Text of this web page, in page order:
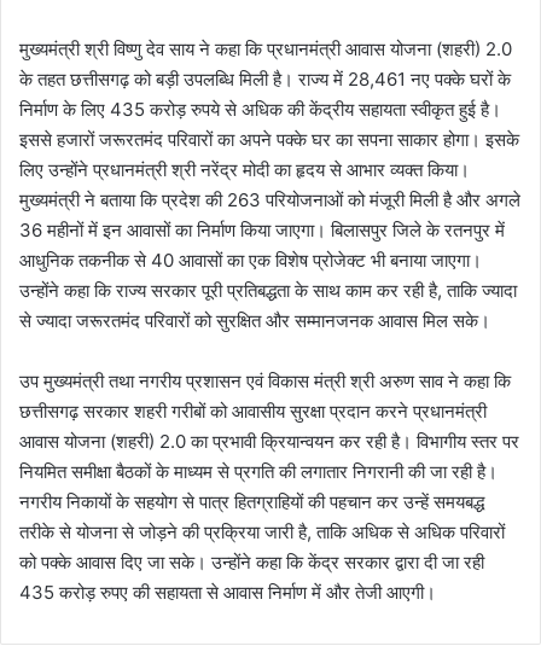
मुख्यमंत्री श्री विष्णु देव साय ने कहा कि प्रधानमंत्री आवास योजना (शहरी) 2.0
के तहत छत्तीसगढ़ को बड़ी उपलब्धि मिली है। राज्य में 28,461 नए पक्के घरों के
निर्माण के लिए 435 करोड़ रुपये से अधिक की केंद्रीय सहायता स्वीकृत हुई है।
इससे हजारों जरूरतमंद परिवारों का अपने पक्के घर का सपना साकार होगा। इसके
लिए उन्होंने प्रधानमंत्री श्री नरेंद्र मोदी का हृदय से आभार व्यक्त किया।
मुख्यमंत्री ने बताया कि प्रदेश की 263 परियोजनाओं को मंजूरी मिली है और अगले
36 महीनों में इन आवासों का निर्माण किया जाएगा। बिलासपुर जिले के रतनपुर में
आधुनिक तकनीक से 40 आवासों का एक विशेष प्रोजेक्ट भी बनाया जाएगा।
उन्होंने कहा कि राज्य सरकार पूरी प्रतिबद्धता के साथ काम कर रही है, ताकि ज्यादा
से ज्यादा जरूरतमंद परिवारों को सुरक्षित और सम्मानजनक आवास मिल सके।
उप मुख्यमंत्री तथा नगरीय प्रशासन एवं विकास मंत्री श्री अरुण साव ने कहा कि
छत्तीसगढ़ सरकार शहरी गरीबों को आवासीय सुरक्षा प्रदान करने प्रधानमंत्री
आवास योजना (शहरी) 2.0 का प्रभावी क्रियान्वयन कर रही है। विभागीय स्तर पर
नियमित समीक्षा बैठकों के माध्यम से प्रगति की लगातार निगरानी की जा रही है।
नगरीय निकायों के सहयोग से पात्र हितग्राहियों की पहचान कर उन्हें समयबद्ध
तरीके से योजना से जोड़ने की प्रक्रिया जारी है, ताकि अधिक से अधिक परिवारों
को पक्के आवास दिए जा सके। उन्होंने कहा कि केंद्र सरकार द्वारा दी जा रही
435 करोड़ रुपए की सहायता से आवास निर्माण में और तेजी आएगी।